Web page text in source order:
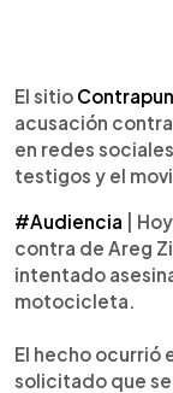
El sitio
acusación
en redes
testigos y el
#Audiencia |
contra de Areg
intentado
motocicleta.
El hecho ocurrió
solicitado que